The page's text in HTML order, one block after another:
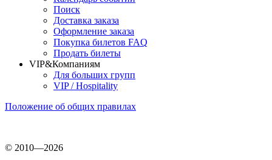
Поиск
Доставка заказа
Оформление заказа
Покупка билетов FAQ
Продать билеты
VIP&Компаниям
Для больших групп
VIP / Hospitality
Положение об общих правилах
© 2010—2026